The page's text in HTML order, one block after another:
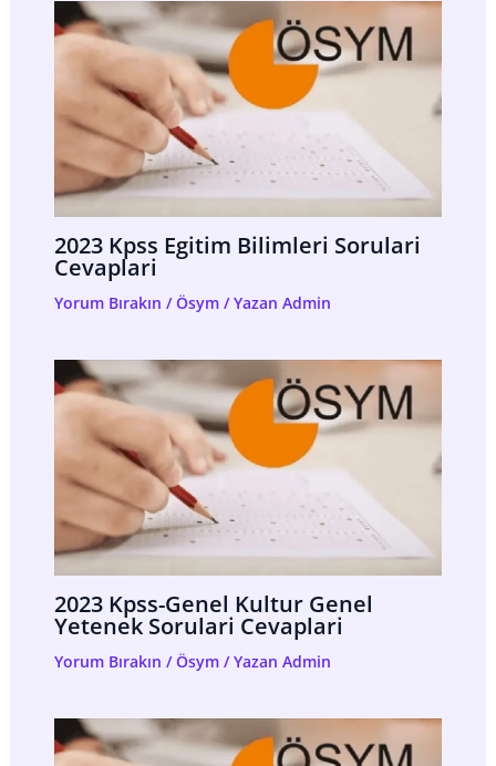
2023 Kpss Egitim Bilimleri Sorulari
Cevaplari
Yorum Bırakın /Ösym/ Yazan Admin
2023 Kpss-Genel Kultur Genel
Yetenek Sorulari Cevaplari
Yorum Bırakın /Ösym/ Yazan Admin